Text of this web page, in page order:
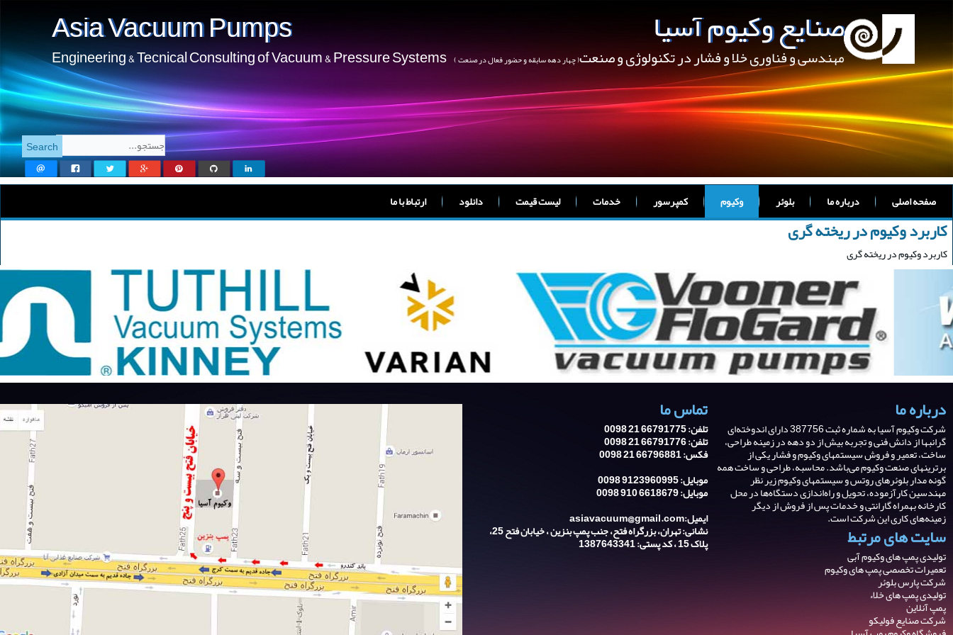
صنایع وکیوم آسیا
مهندسی و فناوری خلا و فشار در تکنولوژی و صنعت( چهار دهه سابقه و حضور فعال در صنعت )
Asia Vacuum Pumps
Engineering & Tecnical Consulting of Vacuum & Pressure Systems
صفحه اصلی درباره ما بلوئر وکیوم کمپرسور خدمات لیست قیمت دانلود ارتباط با ما
کاربرد وکیوم در ریخته گری
کاربرد وکیوم در ریخته گری
درباره ما
شرکت وکیوم آسیا به شماره ثبت 387756 دارای اندوخته‌ای
گرانبها از دانش فنی و تجربه‌ بیش از دو دهه در زمینه طراحی،
ساخت، تعمیر و فروش سیستمهای وکیوم و فشار یکی از
برترینهای صنعت وکیوم می‌باشد. محاسبه، طراحی و ساخت همه
گونه مدار بلوئرهای روتس و سیستمهای وکیوم زیر نظر
مهندسین کارآزموده، تحویل و راه‌اندازی دستگاه‌ها در محل
کارخانه بهمراه گارانتی و خدمات پس از فروش از دیگر
زمینه‌های کاری این شرکت است.
سایت های مرتبط
تولیدی پمپ های وکیوم آبی
تعمیرات تخصصی پمپ های وکیوم
شرکت پارس بلوئر
تولیدی پمپ های خلاء
پمپ آنلاین
شرکت صنایع فولیکو
تماس ما
تلفن: 66791775 21 0098
تلفن: 66791776 21 0098
فکس: 66796881 21 0098
موبایل: 9123960995 0098
موبایل: 6618679 910 0098
ایمیل:asiavacuum@gmail.com
نشانی: تهران، بزرگراه فتح، جنب پمپ بنزین ، خیابان فتح 25،
پلاک 15 ، کد پستی: 1387643341